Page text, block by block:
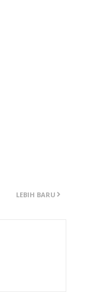
LEBIH BARU